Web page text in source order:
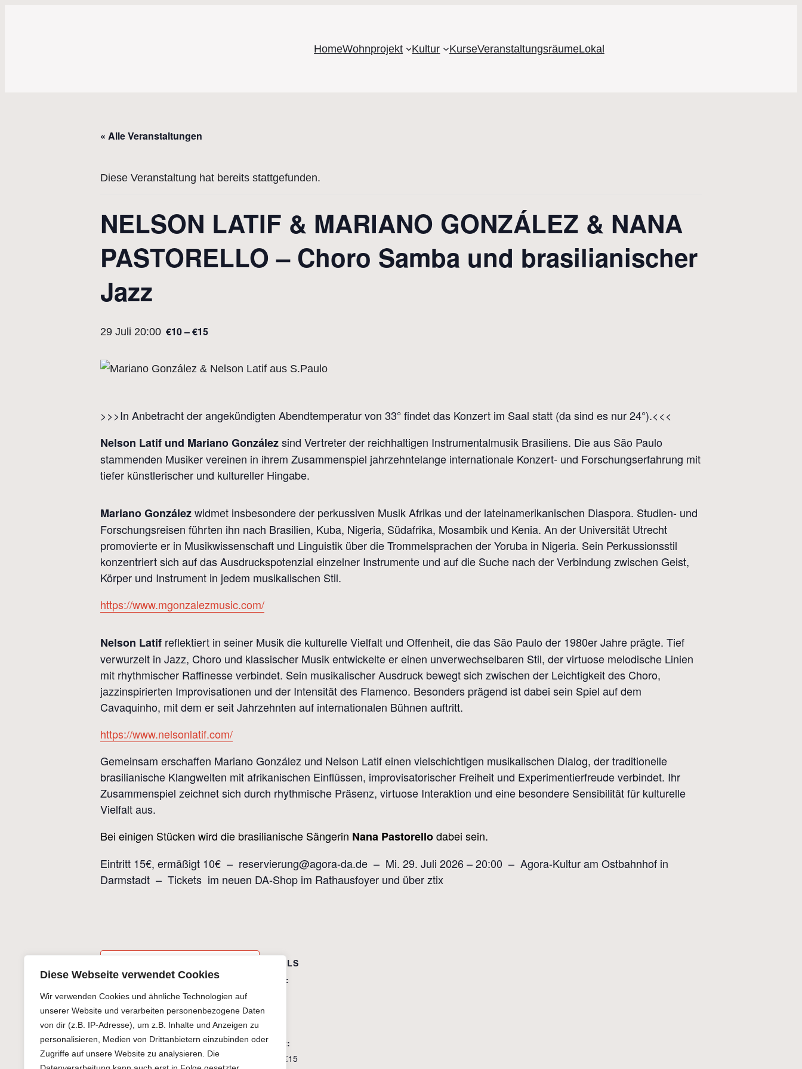
Diese Webseite verwendet Cookies
Wir verwenden Cookies und ähnliche Technologien auf
unserer Website und verarbeiten personenbezogene Daten
von dir (z.B. IP-Adresse), um z.B. Inhalte und Anzeigen zu
personalisieren, Medien von Drittanbietern einzubinden oder
Zugriffe auf unsere Website zu analysieren. Die
HomeWohnprojekt Kultur KurseVeranstaltungsräumeLokal
« Alle Veranstaltungen
Diese Veranstaltung hat bereits stattgefunden.
NELSON LATIF & MARIANO GONZÁLEZ & NANA
PASTORELLO – Choro Samba und brasilianischer
Jazz
29 Juli 20:00 €10 – €15
>>>In Anbetracht der angekündigten Abendtemperatur von 33° findet das Konzert im Saal statt (da sind es nur 24°).<<<
Nelson Latif und Mariano Gonzálezsind Vertreter der reichhaltigen Instrumentalmusik Brasiliens. Die aus São Paulo
stammenden Musiker vereinen in ihrem Zusammenspiel jahrzehntelange internationale Konzert- und Forschungserfahrung mit
tiefer künstlerischer und kultureller Hingabe.
Mariano Gonzálezwidmet insbesondere der perkussiven Musik Afrikas und der lateinamerikanischen Diaspora. Studien- und
Forschungsreisen führten ihn nach Brasilien, Kuba, Nigeria, Südafrika, Mosambik und Kenia. An der Universität Utrecht
promovierte er in Musikwissenschaft und Linguistik über die Trommelsprachen der Yoruba in Nigeria. Sein Perkussionsstil
konzentriert sich auf das Ausdruckspotenzial einzelner Instrumente und auf die Suche nach der Verbindung zwischen Geist,
Körper und Instrument in jedem musikalischen Stil.
https://www.mgonzalezmusic.com/
Nelson Latif reflektiert in seiner Musik die kulturelle Vielfalt und Offenheit, die das São Paulo der 1980er Jahre prägte. Tief
verwurzelt in Jazz, Choro und klassischer Musik entwickelte er einen unverwechselbaren Stil, der virtuose melodische Linien
mit rhythmischer Raffinesse verbindet. Sein musikalischer Ausdruck bewegt sich zwischen der Leichtigkeit des Choro,
jazzinspirierten Improvisationen und der Intensität des Flamenco. Besonders prägend ist dabei sein Spiel auf dem
Cavaquinho, mit dem er seit Jahrzehnten auf internationalen Bühnen auftritt.
https://www.nelsonlatif.com/
Gemeinsam erschaffen Mariano González und Nelson Latif einen vielschichtigen musikalischen Dialog, der traditionelle
brasilianische Klangwelten mit afrikanischen Einflüssen, improvisatorischer Freiheit und Experimentierfreude verbindet. Ihr
Zusammenspiel zeichnet sich durch rhythmische Präsenz, virtuose Interaktion und eine besondere Sensibilität für kulturelle
Vielfalt aus.
Bei einigen Stücken wird die brasilianische Sängerin Nana Pastorellodabei sein.
Eintritt 15€, ermäßigt 10€ – reservierung@agora-da.de – Mi. 29. Juli 2026 – 20:00 – Agora-Kultur am Ostbahnhof in
Darmstadt – Tickets im neuen DA-Shop im Rathausfoyer und über ztix
DETAILS
Datum:
Zeit:
Eintritt:
€10 – €15